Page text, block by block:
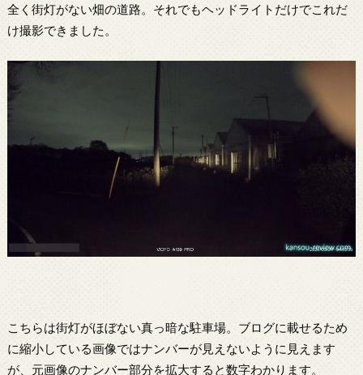
全く街灯がない畑の道路。それでもヘッドライトだけでこれだ
け撮影できました。
こちらは街灯がほぼない真っ暗な駐車場。ブログに載せるため
に縮小している画像ではナンバーが見えないように見えます
が、元画像のナンバー部分を拡大すると数字わかります。